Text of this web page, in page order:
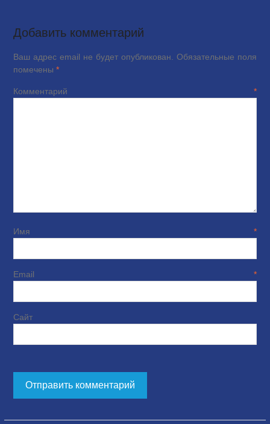
Добавить комментарий
Ваш адрес email не будет опубликован. Обязательные поля
помечены *
Комментарий*
Имя*
Email*
Сайт